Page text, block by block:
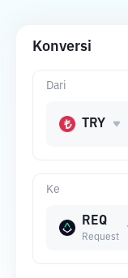
Konversi
Ke
REQ
Request
Dari
TRY